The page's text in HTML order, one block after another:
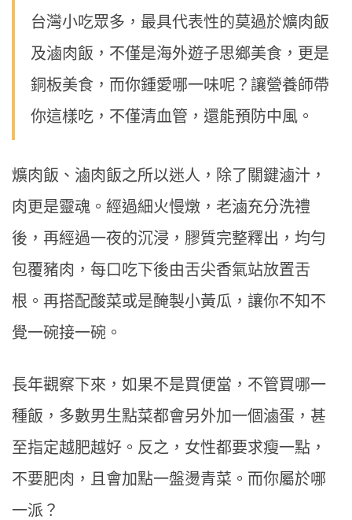
台灣小吃眾多，最具代表性的莫過於爌肉飯
及滷肉飯，不僅是海外遊子思鄉美食，更是
銅板美食，而你鍾愛哪一味呢？讓營養師帶
你這樣吃，不僅清血管，還能預防中風。
爌肉飯、滷肉飯之所以迷人，除了關鍵滷汁，
肉更是靈魂。經過細火慢燉，老滷充分洗禮
後，再經過一夜的沉浸，膠質完整釋出，均勻
包覆豬肉，每口吃下後由舌尖香氣站放置舌
根。再搭配酸菜或是醃製小黃瓜，讓你不知不
覺一碗接一碗。
長年觀察下來，如果不是買便當，不管買哪一
種飯，多數男生點菜都會另外加一個滷蛋，甚
至指定越肥越好。反之，女性都要求瘦一點，
不要肥肉，且會加點一盤燙青菜。而你屬於哪
一派？